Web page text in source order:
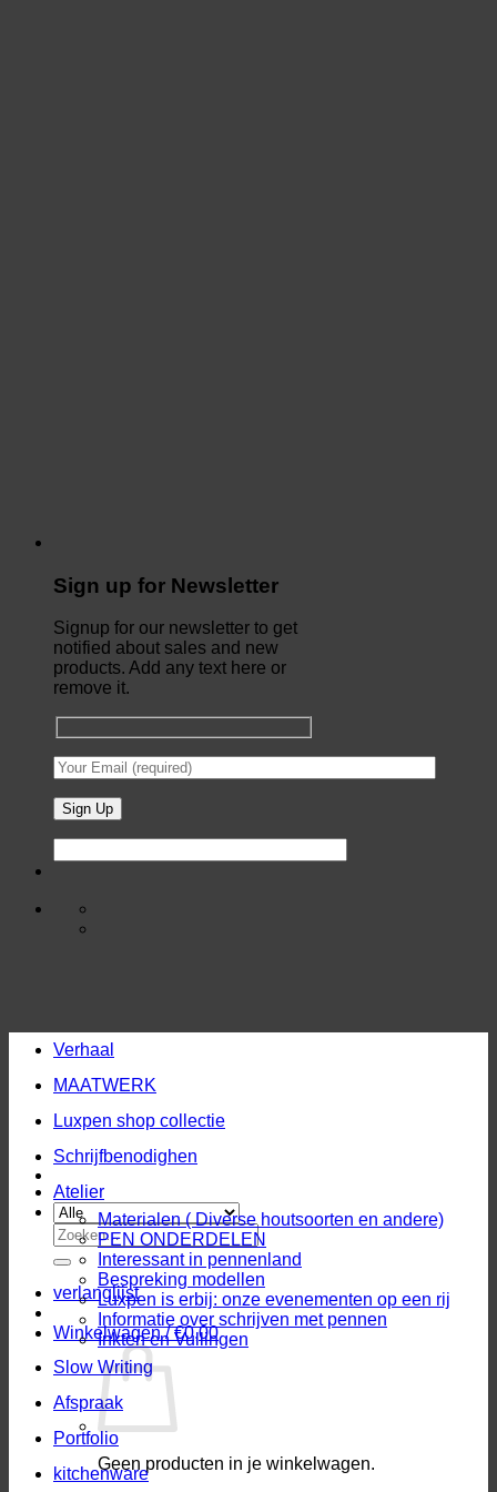
Sign up for Newsletter
Signup for our newsletter to get
notified about sales and new
products. Add any text here or
remove it.
Zoeken
naar:
verlanglijst
Winkelwagen /€0,00
Geen producten in je winkelwagen.
Verhaal
MAATWERK
Luxpen shop collectie
Schrijfbenodighen
Atelier
Materialen ( Diverse houtsoorten en andere)
PEN ONDERDELEN
Interessant in pennenland
Bespreking modellen
Luxpen is erbij: onze evenementen op een rij
Informatie over schrijven met pennen
Inkten en Vullingen
Slow Writing
Afspraak
Portfolio
kitchenware